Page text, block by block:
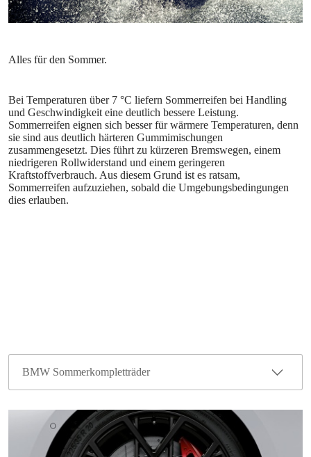
Bei Temperaturen über 7 °C liefern Sommerreifen bei Handling
und Geschwindigkeit eine deutlich bessere Leistung.
Sommerreifen eignen sich besser für wärmere Temperaturen, denn
sie sind aus deutlich härteren Gummimischungen
zusammengesetzt. Dies führt zu kürzeren Bremswegen, einem
niedrigeren Rollwiderstand und einem geringeren
Kraftstoffverbrauch. Aus diesem Grund ist es ratsam,
Sommerreifen aufzuziehen, sobald die Umgebungsbedingungen
dies erlauben.